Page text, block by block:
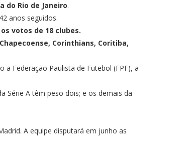
do Rio de Janeiro.
anos seguidos.
votos de 18 clubes.
Corinthians, Coritiba,
Federação Paulista de Futebol (FPF), a
Série A têm peso dois; e os demais da
A equipe disputará em junho as